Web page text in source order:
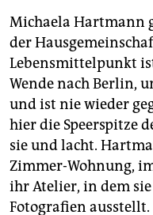
Michaela Hartmann
der
Lebensmittelpunkt
Wende nach Berlin,
und ist nie wieder
hier die Speerspitze
sie und lacht.
Zimmer-Wohnung,
ihr Atelier, in dem
Fotografien ausstellt.